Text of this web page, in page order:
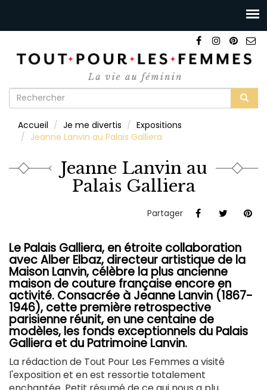
Formulaire
recherche
Accueil Je me divertis
Expositions
Jeanne Lanvin au Palais Galliera
Jeanne Lanvin au
Palais Galliera
Partager
Le Palais Galliera, en étroite collaboration
avec Alber Elbaz, directeur artistique de la
Maison Lanvin, célèbre la plus ancienne
maison de couture française encore en
activité. Consacrée à Jeanne Lanvin (1867-
1946), cette première retrospective
parisienne réunit, en une centaine de
modèles, les fonds exceptionnels du Palais
Galliera et du Patrimoine Lanvin.
La rédaction de Tout Pour Les Femmes a visité
l'exposition et en est ressortie totalement